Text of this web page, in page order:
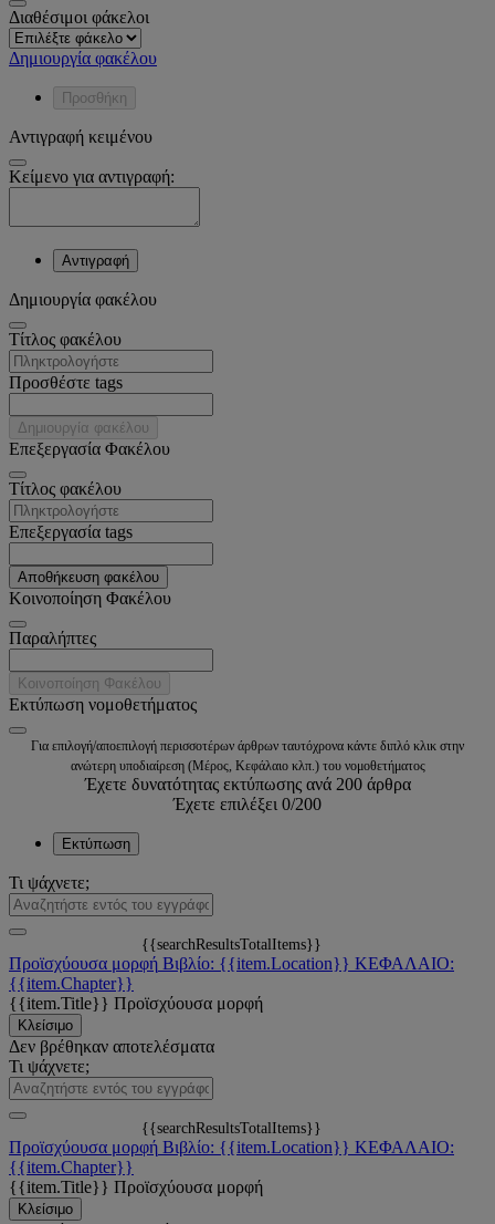
Διαθέσιμοι φάκελοι
Δημιουργία φακέλου
Προσθήκη
Αντιγραφή κειμένου
Κείμενο για αντιγραφή:
Αντιγραφή
Δημιουργία φακέλου
Tίτλος φακέλου
Προσθέστε tags
Δημιουργία φακέλου
Επεξεργασία Φακέλου
Tίτλος φακέλου
Επεξεργασία tags
Αποθήκευση φακέλου
Κοινοποίηση Φακέλου
Παραλήπτες
Κοινοποίηση Φακέλου
Εκτύπωση νομοθετήματος
Για επιλογή/αποεπιλογή περισσοτέρων άρθρων ταυτόχρονα κάντε διπλό κλικ στην
ανώτερη υποδιαίρεση (Μέρος, Κεφάλαιο κλπ.) του νομοθετήματος
Έχετε δυνατότητας εκτύπωσης ανά 200 άρθρα
Έχετε επιλέξει 0/200
Εκτύπωση
Τι ψάχνετε;
{{searchResultsTotalItems}}
Προϊσχύουσα μορφή Βιβλίο: {{item.Location}} ΚΕΦΑΛΑΙΟ:
{{item.Chapter}}
{{item.Title}} Προϊσχύουσα μορφή
Κλείσιμο
Δεν βρέθηκαν αποτελέσματα
Τι ψάχνετε;
{{searchResultsTotalItems}}
Προϊσχύουσα μορφή Βιβλίο: {{item.Location}} ΚΕΦΑΛΑΙΟ:
{{item.Chapter}}
{{item.Title}} Προϊσχύουσα μορφή
Κλείσιμο